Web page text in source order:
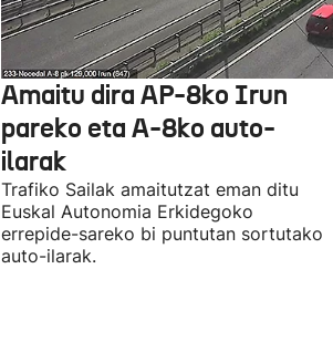
Amaitu dira AP-8ko Irun
pareko eta A-8ko auto-
ilarak
Trafiko Sailak amaitutzat eman ditu
Euskal Autonomia Erkidegoko
errepide-sareko bi puntutan sortutako
auto-ilarak.